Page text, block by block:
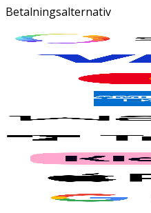
Betalningsalternativ